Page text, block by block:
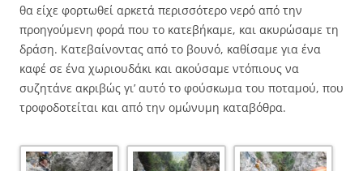
θα είχε φορτωθεί αρκετά περισσότερο νερό από την
προηγούμενη φορά που το κατεβήκαμε, και ακυρώσαμε τη
δράση. Κατεβαίνοντας από το βουνό, καθίσαμε για ένα
καφέ σε ένα χωριουδάκι και ακούσαμε ντόπιους να
συζητάνε ακριβώς γι’ αυτό το φούσκωμα του ποταμού, που
τροφοδοτείται και από την ομώνυμη καταβόθρα.